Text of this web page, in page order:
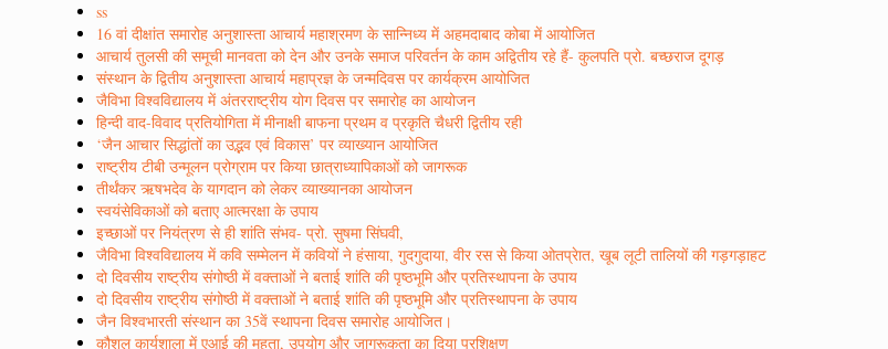
ss
16 वां दीक्षांत समारोह अनुशास्ता आचार्य महाश्रमण के सान्निध्य में अहमदाबाद कोबा में आयोजित
आचार्य तुलसी की समूची मानवता को देन और उनके समाज परिवर्तन के काम अद्वितीय रहे हैं- कुलपति प्रो. बच्छराज दूगड़
संस्थान के द्वितीय अनुशास्ता आचार्य महाप्रज्ञ के जन्मदिवस पर कार्यक्रम आयोजित
जैविभा विश्वविद्यालय में अंतरराष्ट्रीय योग दिवस पर समारोह का आयोजन
हिन्दी वाद-विवाद प्रतियोगिता में मीनाक्षी बाफना प्रथम व प्रकृति चैधरी द्वितीय रही
‘जैन आचार सिद्धांतों का उद्भव एवं विकास’ पर व्याख्यान आयोजित
राष्ट्रीय टीबी उन्मूलन प्रोग्राम पर किया छात्राध्यापिकाओं को जागरूक
तीर्थंकर ऋषभदेव के यागदान को लेकर व्याख्यानका आयोजन
स्वयंसेविकाओं को बताए आत्मरक्षा के उपाय
इच्छाओं पर नियंत्रण से ही शांति संभव- प्रो. सुषमा सिंघवी,
जैविभा विश्वविद्यालय में कवि सम्मेलन में कवियों ने हंसाया, गुदगुदाया, वीर रस से किया ओतप्रेात, खूब लूटी तालियों की गड़गड़ाहट
दो दिवसीय राष्ट्रीय संगोष्ठी में वक्ताओं ने बताई शांति की पृष्ठभूमि और प्रतिस्थापना के उपाय
दो दिवसीय राष्ट्रीय संगोष्ठी में वक्ताओं ने बताई शांति की पृष्ठभूमि और प्रतिस्थापना के उपाय
जैन विश्वभारती संस्थान का 35वें स्थापना दिवस समारोह आयोजित।
कौशल कार्यशाला में एआई की महता, उपयोग और जागरूकता का दिया प्रशिक्षण